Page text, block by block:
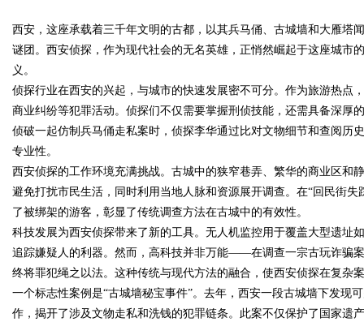
uz
西安，这座承载着三千年文明的古都，以其兵马俑、古城墙和大雁塔
谜团。西安侦探，作为现代社会的无名英雄，正悄然崛起于这座城市
义。
侦探行业在西安的兴起，与城市的快速发展密不可分。作为旅游热点
商业纠纷等犯罪活动。侦探们不仅需要掌握刑侦技能，还需具备深厚
侦破一起仿制兵马俑走私案时，侦探李华通过比对文物细节和查阅历
专业性。
西安侦探的工作环境充满挑战。古城中的狭窄巷弄、繁华的商业区和
避免打扰市民生活，同时利用当地人脉和资源展开调查。在“回民街
了被绑架的游客，彰显了传统调查方法在古城中的有效性。
科技发展为西安侦探带来了新的工具。无人机监控用于覆盖大型遗址
追踪嫌疑人的利器。然而，高科技并非万能——在调查一宗古玩诈骗
终将罪犯绳之以法。这种传统与现代方法的融合，使西安侦探在复杂
一个标志性案例是“古城墙秘宝事件”。去年，西安一段古城墙下发现
作，揭开了涉及文物走私和洗钱的犯罪链条。此案不仅保护了国家遗
前景全面解析